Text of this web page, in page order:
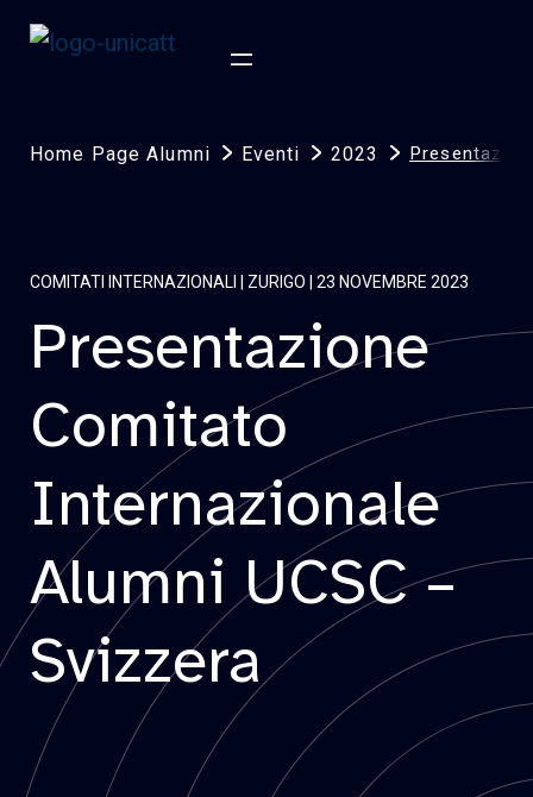
Home Page Alumni Eventi 2023
COMITATI INTERNAZIONALI | ZURIGO | 23 NOVEMBRE 2023
Presentazione
Comitato
Internazionale
Alumni UCSC –
Svizzera